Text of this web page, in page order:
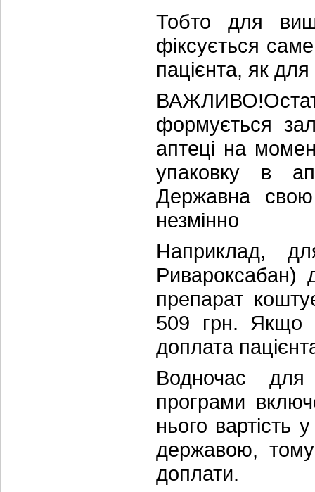
Тобто для
фіксується
пацієнта, як
формується
аптеці на
упаковку в
Державна свою
незмінно
Наприклад,
Ривароксабан)
препарат
509 грн.
доплата
Водночас для
програми
нього вартість
державою,
доплати.